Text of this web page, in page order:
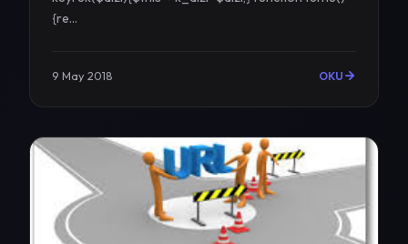
{re...
9 May 2018 OKU